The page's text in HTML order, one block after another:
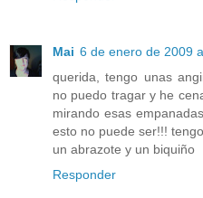
Mai 6 de enero de 2009
querida, tengo unas
no puedo tragar y he
mirando esas
esto no puede ser!!!
un abrazote y un biquiño
Responder